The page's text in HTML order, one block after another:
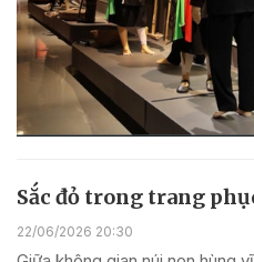
Sắc đỏ trong trang
22/06/2026 20:30